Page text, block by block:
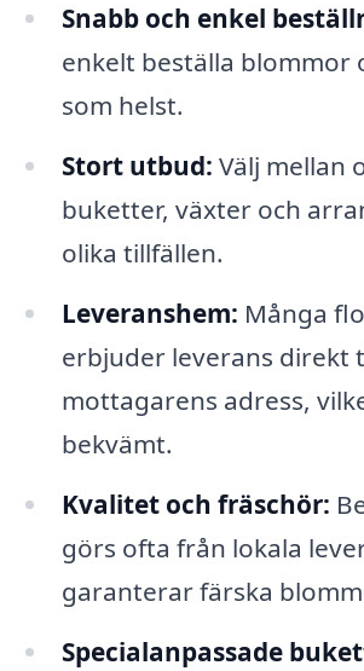
Snabb och enkel
enkelt beställa blommor
som helst.
Stort utbud: Välj mellan
buketter, växter och
olika tillfällen.
Leveranshem: Många
erbjuder leverans direkt
mottagarens adress,
bekvämt.
Kvalitet och fräschör:
görs ofta från lokala
garanterar färska
Specialanpassade